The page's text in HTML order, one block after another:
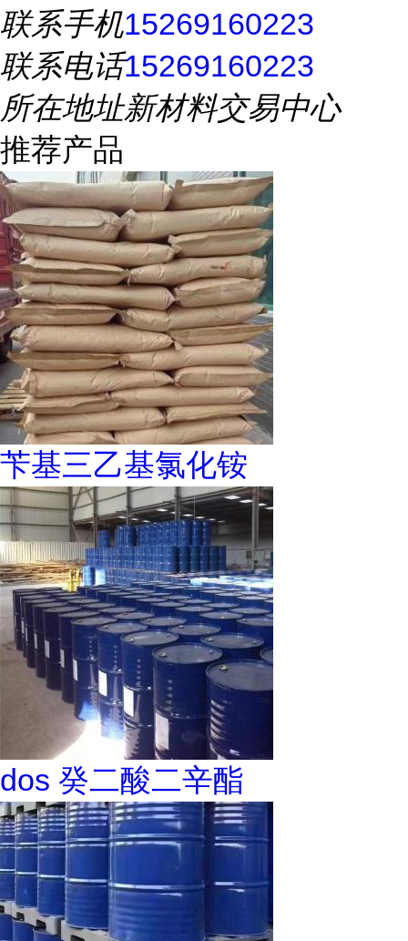
联系手机15269160223
联系电话15269160223
所在地址新材料交易中心
推荐产品
苄基三乙基氯化铵
dos 癸二酸二辛酯